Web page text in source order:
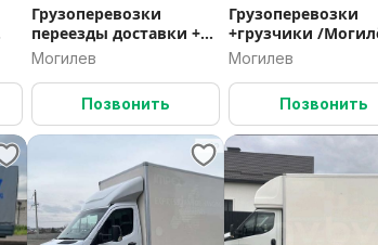
Грузоперевозки
переезды доставки +
грузчики
Могилев
Позвонить
Грузоперевозки
+грузчики /
выезд по РБ/
Могилев
Позвонить